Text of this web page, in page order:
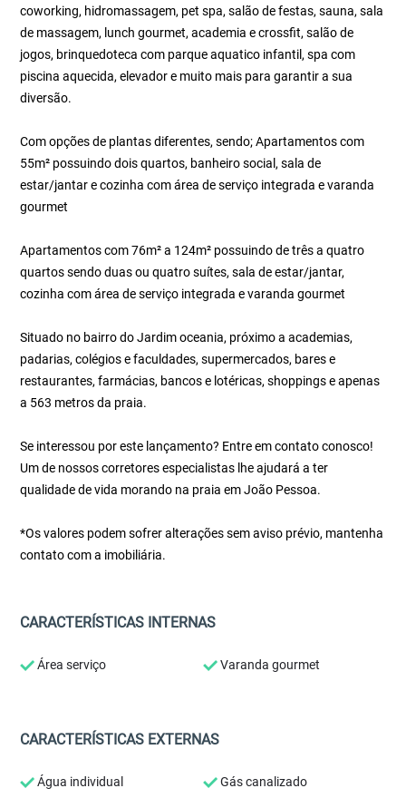
coworking, hidromassagem, pet spa, salão de festas, sauna, sala
de massagem, lunch gourmet, academia e crossfit, salão de
jogos, brinquedoteca com parque aquatico infantil, spa com
piscina aquecida, elevador e muito mais para garantir a sua
diversão.
Com opções de plantas diferentes, sendo; Apartamentos com
55m² possuindo dois quartos, banheiro social, sala de
estar/jantar e cozinha com área de serviço integrada e varanda
gourmet
Apartamentos com 76m² a 124m² possuindo de três a quatro
quartos sendo duas ou quatro suítes, sala de estar/jantar,
cozinha com área de serviço integrada e varanda gourmet
Situado no bairro do Jardim oceania, próximo a academias,
padarias, colégios e faculdades, supermercados, bares e
restaurantes, farmácias, bancos e lotéricas, shoppings e apenas
a 563 metros da praia.
Se interessou por este lançamento? Entre em contato conosco!
Um de nossos corretores especialistas lhe ajudará a ter
qualidade de vida morando na praia em João Pessoa.
*Os valores podem sofrer alterações sem aviso prévio, mantenha
contato com a imobiliária.
CARACTERÍSTICAS INTERNAS
Área serviço Varanda gourmet
CARACTERÍSTICAS EXTERNAS
Água individual Gás canalizado